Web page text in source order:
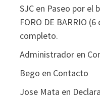
SJCen Paseo por el
FORO DE BARRIO
completo.
Administradoren
Bego en Contacto
Jose Mata en